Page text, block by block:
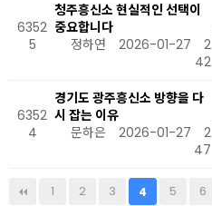
6352
5
청주흥신소 현실적인 선택이
중요합니다
정하연
2026-01-27
2
42
6352
4
경기도 광주흥신소 방향을 다
시 잡는 이유
문하은
2026-01-27
2
47
1 2 3 4 5 6